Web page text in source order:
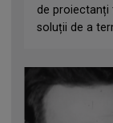
de proiectanți
soluții de a